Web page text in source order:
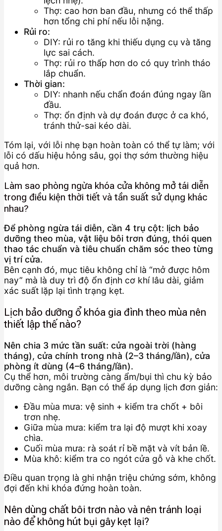
Thợ: cao hơn ban đầu, nhưng có thể thấp
hơn tổng chi phí nếu lỗi nặng.
Rủi ro:
DIY: rủi ro tăng khi thiếu dụng cụ và tăng
lực sai cách.
Thợ: rủi ro thấp hơn do có quy trình tháo
lắp chuẩn.
Thời gian:
DIY: nhanh nếu chẩn đoán đúng ngay lần
đầu.
Thợ: ổn định và dự đoán được ở ca khó,
tránh thử-sai kéo dài.
Tóm lại, với lỗi nhẹ bạn hoàn toàn có thể tự làm; với
lỗi có dấu hiệu hỏng sâu, gọi thợ sớm thường hiệu
quả hơn.
Làm sao phòng ngừa khóa cửa không mở tái diễn
trong điều kiện thời tiết và tần suất sử dụng khác
nhau?
Để phòng ngừa tái diễn, cần 4 trụ cột: lịch bảo
dưỡng theo mùa, vật liệu bôi trơn đúng, thói quen
thao tác chuẩn và tiêu chuẩn chăm sóc theo từng
vị trí cửa.
Bên cạnh đó, mục tiêu không chỉ là “mở được hôm
nay” mà là duy trì độ ổn định cơ khí lâu dài, giảm
xác suất lặp lại tình trạng kẹt.
Lịch bảo dưỡng ổ khóa gia đình theo mùa nên
thiết lập thế nào?
Nên chia 3 mức tần suất: cửa ngoài trời (hàng
tháng), cửa chính trong nhà (2–3 tháng/lần), cửa
phòng ít dùng (4–6 tháng/lần).
Cụ thể hơn, môi trường càng ẩm/bụi thì chu kỳ bảo
dưỡng càng ngắn. Bạn có thể áp dụng lịch đơn giản:
Đầu mùa mưa: vệ sinh + kiểm tra chốt + bôi
trơn nhẹ.
Giữa mùa mưa: kiểm tra lại độ mượt khi xoay
chìa.
Cuối mùa mưa: rà soát rỉ bề mặt và vít bản lề.
Mùa khô: kiểm tra co ngót cửa gỗ và khe chốt.
Điều quan trọng là ghi nhận triệu chứng sớm, không
đợi đến khi khóa đứng hoàn toàn.
Nên dùng chất bôi trơn nào và nên tránh loại
nào để không hút bụi gây kẹt lại?